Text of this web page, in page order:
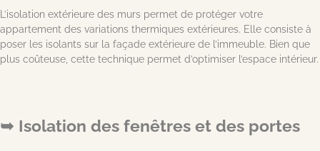
L’isolation extérieure des murs permet de protéger votre
appartement des variations thermiques extérieures. Elle consiste à
poser les isolants sur la façade extérieure de l’immeuble. Bien que
plus coûteuse, cette technique permet d’optimiser l’espace intérieur.
Isolation des fenêtres et des portes